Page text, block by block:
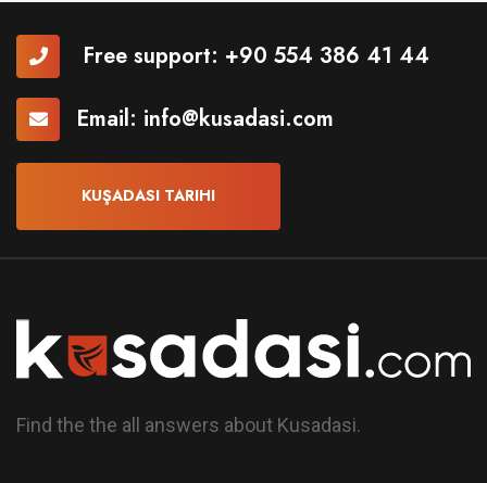
Free support: +90 554 386 41 44
Email: info@kusadasi.com
KUŞADASI TARIHI
Find the the all answers about Kusadasi.